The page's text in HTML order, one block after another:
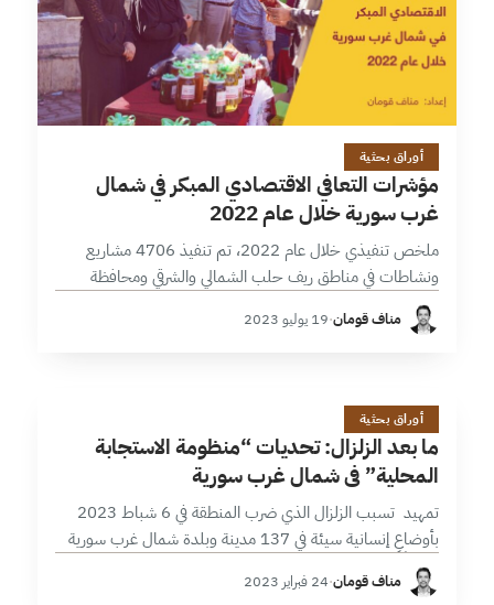
2 دقائق
أوراق بحثية
مؤشرات التعافي الاقتصادي المبكر في شمال
غرب سورية خلال عام 2022
ملخص تنفيذي خلال عام 2022، تم تنفيذ 4706 مشاريع
ونشاطات في مناطق ريف حلب الشمالي والشرقي ومحافظة
إدلب، حاز فيها قطاع التمويل على أهمية كبيرة من خلال تنفيذ
2,968 مشروعاً،…مناف قومان·19 يوليو 2023
م
12 دقائق
أوراق بحثية
ما بعد الزلزال: تحديات “منظومة الاستجابة
المحلية” في شمال غرب سورية
تمهيد تسبب الزلزال الذي ضرب المنطقة في 6 شباط 2023
بأوضاعٍ إنسانية سيئة في 137 مدينة وبلدة شمال غرب سورية
مخلفاً شريحة متضررين يصل عددها إلى قرابة المليون نسمة
(حوالي…مناف قومان·24 فبراير 2023